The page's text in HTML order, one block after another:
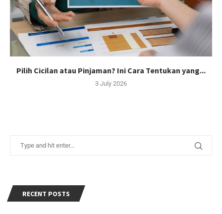
Pilih Cicilan atau Pinjaman? Ini Cara Tentukan yang...
3 July 2026
RECENT POSTS